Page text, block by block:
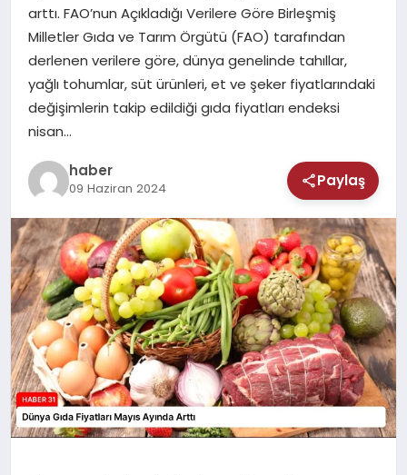
MAGAZIN
SAĞLIK
TEKNOLOJI
arttı. FAO’nun Açıkladığı Verilere Göre Birleşmiş
Milletler Gıda ve Tarım Örgütü (FAO) tarafından
derlenen verilere göre, dünya genelinde tahıllar,
yağlı tohumlar, süt ürünleri, et ve şeker fiyatlarındaki
değişimlerin takip edildiği gıda fiyatları endeksi
nisan…
haber
09 Haziran 2024 Paylaş